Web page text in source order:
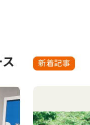
新着記事